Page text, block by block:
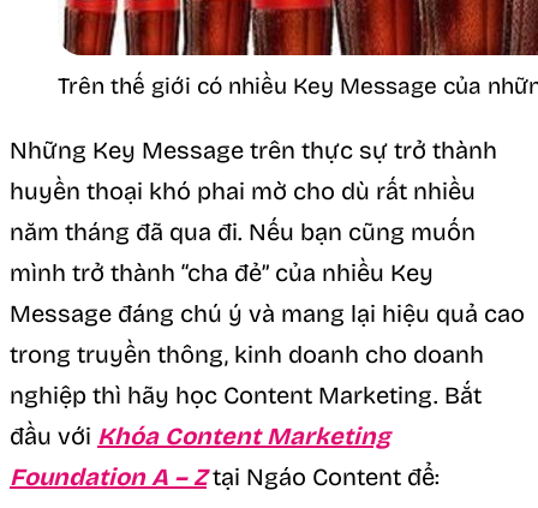
Trên thế giới có nhiều Key Message của
Những Key Message trên thực sự trở thành
huyền thoại khó phai mờ cho dù rất nhiều
năm tháng đã qua đi. Nếu bạn cũng muốn
mình trở thành “cha đẻ” của nhiều Key
Message đáng chú ý và mang lại hiệu quả cao
trong truyền thông, kinh doanh cho doanh
nghiệp thì hãy học Content Marketing. Bắt
đầu với Khóa Content Marketing
Foundation A – Ztại Ngáo Content để: